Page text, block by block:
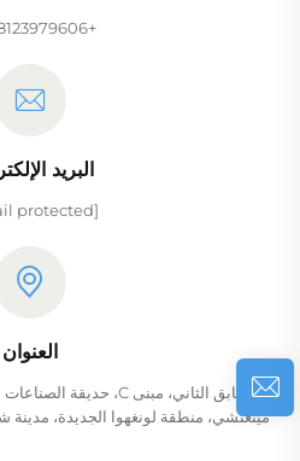
+86-18123979606
البريد
[email protected]
العنوان
مينغتشي، منطقة لونغهوا الجديدة، مدينة